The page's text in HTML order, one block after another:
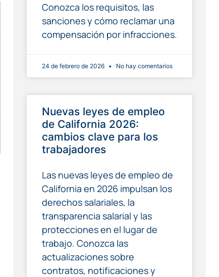
Conozca los requisitos, las
sanciones y cómo reclamar una
compensación por infracciones.
24 de febrero de 2026 No hay comentarios
Nuevas leyes de empleo
de California 2026:
cambios clave para los
trabajadores
Las nuevas leyes de empleo de
California en 2026 impulsan los
derechos salariales, la
transparencia salarial y las
protecciones en el lugar de
trabajo. Conozca las
actualizaciones sobre
contratos, notificaciones y